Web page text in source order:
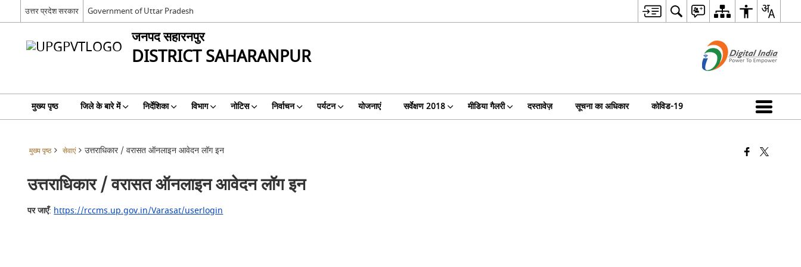
उत्तर प्रदेश सरकार Government of Uttar Pradesh
जनपद सहारनपुर
DISTRICT SAHARANPUR
मुख्य पृष्ठ जिले के बारे में निर्देशिका विभाग नोटिस निर्वाचन पर्यटन योजनाएं सर्वेक्षण 2018 मीडिया गैलरी दस्तावेज़ सूचना का अधिकार कोविड-19
मुख्य पृष्ठ सेवाएं उत्तराधिकार / वरासत ऑनलाइन आवेदन लॉग इन
उत्तराधिकार / वरासत ऑनलाइन आवेदन लॉग इन
पर जाएँ: https://rccms.up.gov.in/Varasat/userlogin